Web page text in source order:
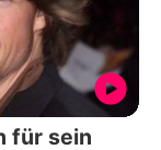
für sein